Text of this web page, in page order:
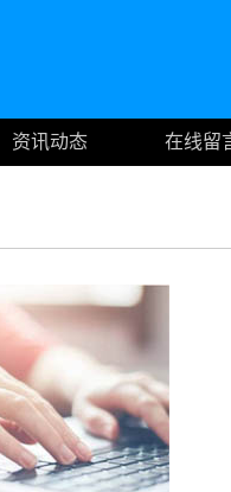
资讯动态 在线留